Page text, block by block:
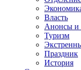
Власть
Анонсы и
Туризм
Праздник
История